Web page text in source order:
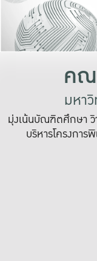
คณ
มหา
มุ่งเน้นบัณฑิตศึกษา วิ
บริหารโครงการ